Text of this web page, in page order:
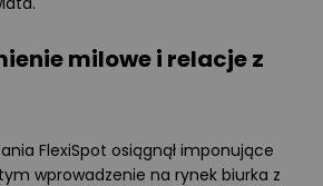
milowe i relacje z
FlexiSpot osiągnął imponujące
wprowadzenie na rynek biurka z